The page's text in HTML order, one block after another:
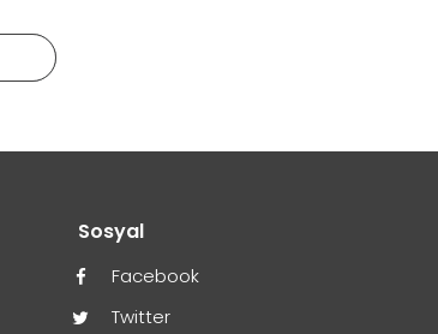
Sosyal
Facebook
Twitter